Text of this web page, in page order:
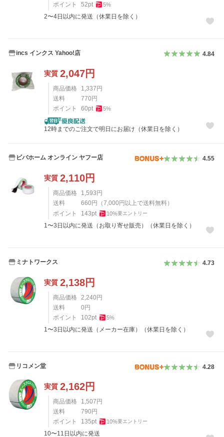
ポイント
52pt 5%
2〜4日以内に発送（休業日を除く）
incs インクス Yahoo!店 4.84
実質 2,047円
商品価格 1,337円
送料
770円
ポイント
60pt 5%
12時までのご注文で明日にお届け（休業日を除く）
ビバホーム オンライン ヤフー店 4.55
実質 2,110円
商品価格 1,593 円
送料
660 円 （7,000 円以上で送料無料）
ポイント
143pt 10%要エントリー
1〜3日以内に発送（お取り寄せ販売）（休業日を除く）
ミナトワークス 4.73
実質 2,138円
商品価格 2,240 円
送料
0 円
ポイント
102pt 5%
1〜3日以内に発送（メーカー在庫）（休業日を除く）
リコメン堂 4.28
実質 2,162円
商品価格 1,507 円
送料
790 円
ポイント
135pt 10%要エントリー
10〜11日以内に発送